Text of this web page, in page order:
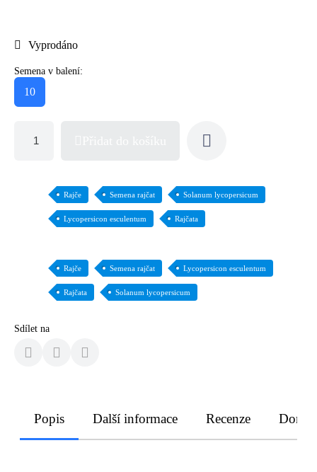
Vyprodáno
Semena v balení:
10
Rajče Semena rajčat Solanum lycopersicum
Lycopersicon esculentum Rajčata
Rajče Semena rajčat Lycopersicon esculentum
Rajčata Solanum lycopersicum
Sdílet na
Popis Další informace Recenze